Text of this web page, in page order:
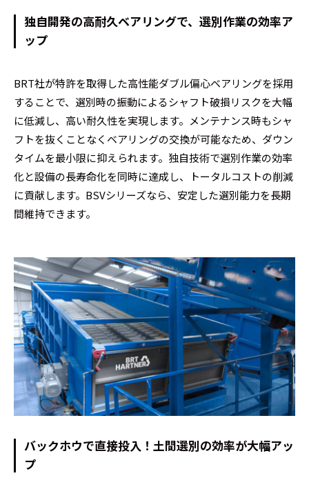
独自開発の高耐久ベアリングで、選別作業の効率ア
ップ
BRT社が特許を取得した高性能ダブル偏心ベアリングを採用
することで、選別時の振動によるシャフト破損リスクを大幅
に低減し、高い耐久性を実現します。メンテナンス時もシャ
フトを抜くことなくベアリングの交換が可能なため、ダウン
タイムを最小限に抑えられます。独自技術で選別作業の効率
化と設備の長寿命化を同時に達成し、トータルコストの削減
に貢献します。BSVシリーズなら、安定した選別能力を長期
間維持できます。
バックホウで直接投入！土間選別の効率が大幅アッ
プ